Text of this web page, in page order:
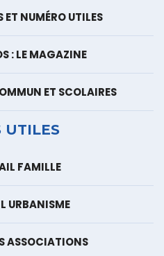
ET NUMÉRO UTILES
: LE MAGAZINE
ET SCOLAIRES
UTILES
FAMILLE
URBANISME
ASSOCIATIONS